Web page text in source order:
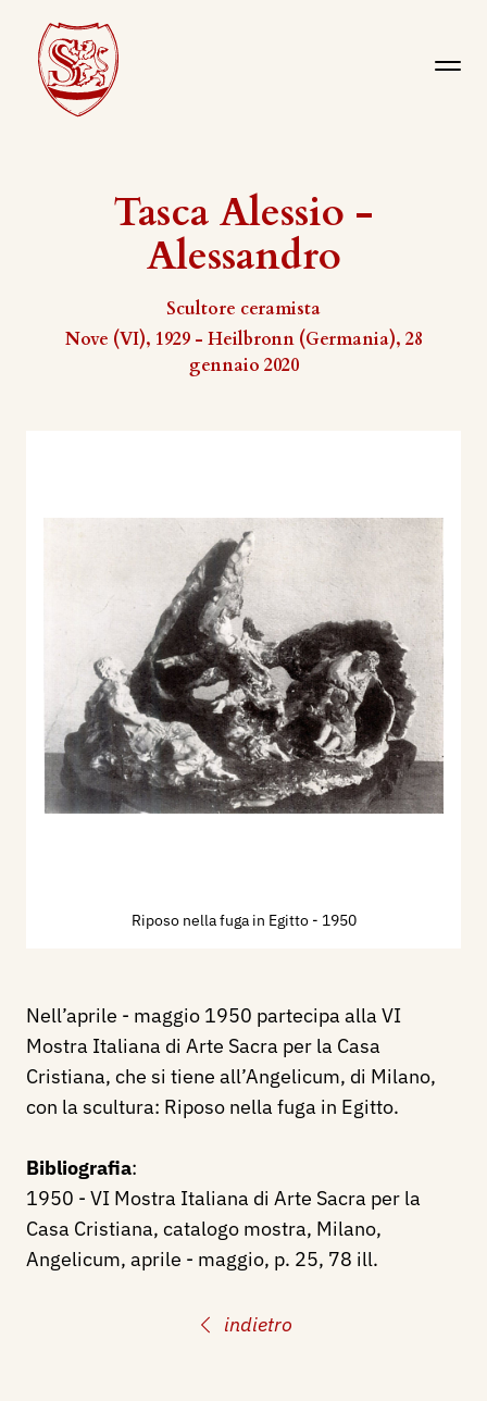
Tasca Alessio -
Alessandro
Scultore ceramista
Nove (VI), 1929 - Heilbronn (Germania), 28
gennaio 2020
indietro
Riposo nella fuga in Egitto - 1950
Nell’aprile - maggio 1950 partecipa alla VI
Mostra Italiana di Arte Sacra per la Casa
Cristiana, che si tiene all’Angelicum, di Milano,
con la scultura: Riposo nella fuga in Egitto.
Bibliografia:
1950 - VI Mostra Italiana di Arte Sacra per la
Casa Cristiana, catalogo mostra, Milano,
Angelicum, aprile - maggio, p. 25, 78 ill.